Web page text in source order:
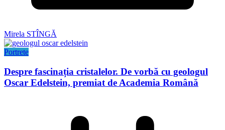
Mirela STÎNGĂ
Portrete
Despre fascinația cristalelor. De vorbă cu geologul
Oscar Edelstein, premiat de Academia Română